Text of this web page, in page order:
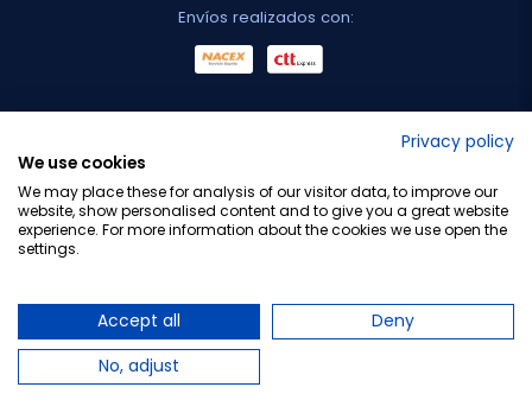
Envíos realizados con:
Privacy policy
We use cookies
We may place these for analysis of our visitor data, to improve our
website, show personalised content and to give you a great website
experience. For more information about the cookies we use open the
settings.
Accept all
Deny
No, adjust